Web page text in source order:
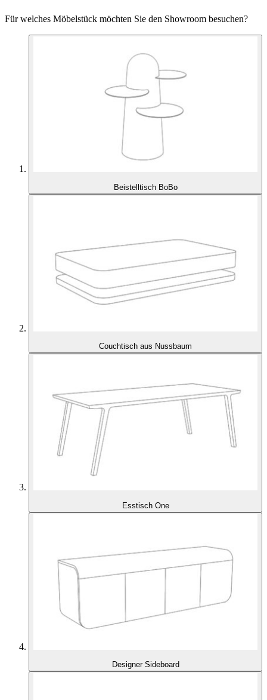
Für welches Möbelstück möchten Sie den Showroom besuchen?
Beistelltisch BoBo
Couchtisch aus Nussbaum
Esstisch One
Designer Sideboard